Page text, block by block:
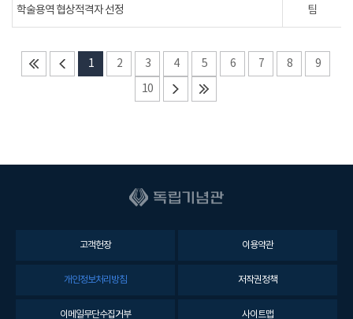
학술용역 협상적격자 선정
팀
1 2 3 4 5 6 7 8
9
10
고객헌장 이용약관
개인정보처리방침 저작권정책
이메일무단수집거부 사이트맵